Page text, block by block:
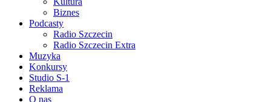
Biznes
Podcasty
Radio Szczecin
Radio Szczecin Extra
Muzyka
Konkursy
Studio S-1
Reklama
O nas